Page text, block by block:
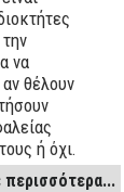
να
θέλουν
ή όχι.
περισσότερα...